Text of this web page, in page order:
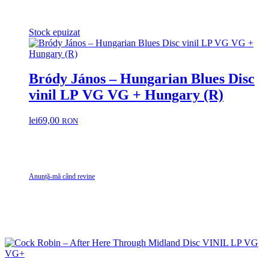
Stock epuizat
Bródy János – Hungarian Blues Disc
vinil LP VG VG + Hungary (R)
lei69,00 RON
Anunță-mă când revine